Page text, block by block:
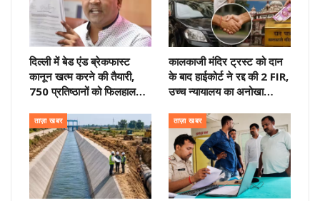
दिल्ली में बेड एंड ब्रेकफास्ट
कानून खत्म करने की तैयारी,
750 प्रतिष्ठानों को फिलहाल…
कालकाजी मंदिर ट्रस्ट को दान
के बाद हाईकोर्ट ने रद्द की 2 FIR,
उच्च न्यायालय का अनोखा…
ताज़ा खबर ताज़ा खबर